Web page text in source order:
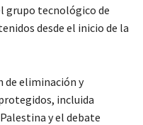
grupo tecnológico de
desde el inicio de la
de eliminación y
incluida
y el debate